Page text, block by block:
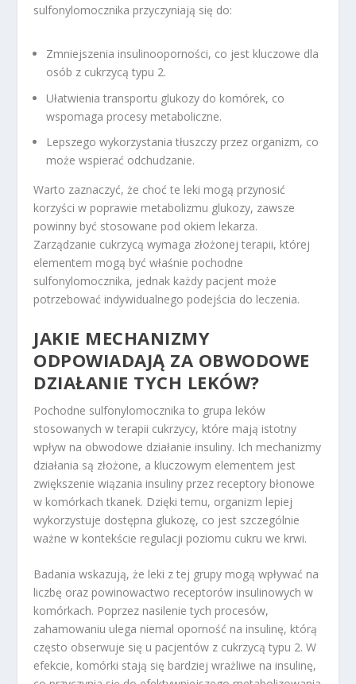
sulfonylomocznika przyczyniają się do:
Zmniejszenia insulinooporności, co jest kluczowe dla
osób z cukrzycą typu 2.
Ułatwienia transportu glukozy do komórek, co
wspomaga procesy metaboliczne.
Lepszego wykorzystania tłuszczy przez organizm, co
może wspierać odchudzanie.
Warto zaznaczyć, że choć te leki mogą przynosić
korzyści w poprawie metabolizmu glukozy, zawsze
powinny być stosowane pod okiem lekarza.
Zarządzanie cukrzycą wymaga złożonej terapii, której
elementem mogą być właśnie pochodne
sulfonylomocznika, jednak każdy pacjent może
potrzebować indywidualnego podejścia do leczenia.
JAKIE MECHANIZMY
ODPOWIADAJĄ ZA OBWODOWE
DZIAŁANIE TYCH LEKÓW?
Pochodne sulfonylomocznika to grupa leków
stosowanych w terapii cukrzycy, które mają istotny
wpływ na obwodowe działanie insuliny. Ich mechanizmy
działania są złożone, a kluczowym elementem jest
zwiększenie wiązania insuliny przez receptory błonowe
w komórkach tkanek. Dzięki temu, organizm lepiej
wykorzystuje dostępna glukozę, co jest szczególnie
ważne w kontekście regulacji poziomu cukru we krwi.
Badania wskazują, że leki z tej grupy mogą wpływać na
liczbę oraz powinowactwo receptorów insulinowych w
komórkach. Poprzez nasilenie tych procesów,
zahamowaniu ulega niemal oporność na insulinę, którą
często obserwuje się u pacjentów z cukrzycą typu 2. W
efekcie, komórki stają się bardziej wrażliwe na insulinę,